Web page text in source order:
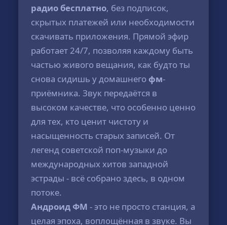
радио бесплатно, без подписок,
скрытых платежей или необходимости
скачивать приложения. Прямой эфир
работает 24/7, позволяя каждому быть
частью живого вещания, как будто ты
снова сидишь у домашнего фм-
приёмника. Звук передаётся в
высоком качестве, что особенно ценно
для тех, кто ценит чистоту и
насыщенность старых записей. От
легенд советской поп-музыки до
международных хитов западной
эстрады - всё собрано здесь, в одном
потоке.
Андроид ФМ - это не просто станция, а
целая эпоха, воплощённая в звуке. Вы